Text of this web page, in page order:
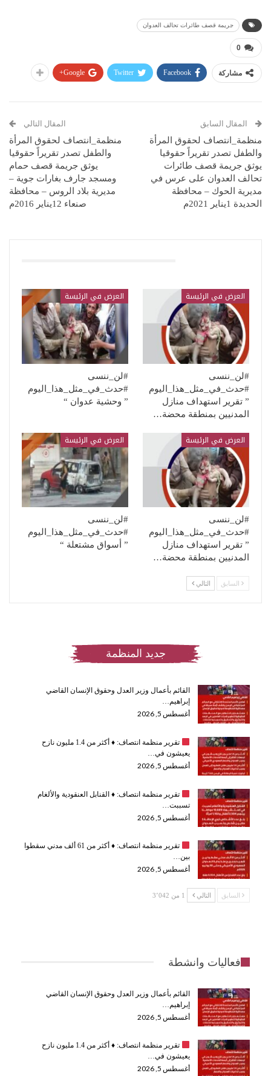
جريمة قصف طائرات تحالف العدوان
0
مشاركة Facebook
Twitter
Google+
المقال السابق
منظمة_انتصاف لحقوق المرأة
والطفل تصدر تقريراً حقوقيا
يوثق جريمة قصف طائرات
تحالف العدوان على عرس في
مديرية الحوك – محافظة
الحديدة 1يناير 2021م
المقال التالي
منظمة_انتصاف لحقوق المرأة
والطفل تصدر تقريراً حقوقيا
يوثق جريمة قصف حمام
ومسجد جارف بغارات جوية –
مديرية بلاد الروس – محافظة
صنعاء 12يناير 2016م
العرض في الرئيسة
#لن_ننسى
#حدث_في_مثل_هذا_اليوم
” تقرير استهداف منازل
المدنيين بمنطقة محضة…
العرض في الرئيسة
#لن_ننسى
#حدث_في_مثل_هذا_اليوم
” وحشية عدوان “
العرض في الرئيسة
#لن_ننسى
#حدث_في_مثل_هذا_اليوم
” تقرير استهداف منازل
المدنيين بمنطقة محضة…
العرض في الرئيسة
#لن_ننسى
#حدث_في_مثل_هذا_اليوم
” أسواق مشتعلة “
السابق التالي
جديد المنظمة
القائم بأعمال وزير العدل وحقوق الإنسان القاضي
إبراهيم…
أغسطس 5, 2026
تقرير منظمة انتصاف: ♦️
أكثر من 1.4 مليون نازح
يعيشون في…
أغسطس 5, 2026
تقرير منظمة انتصاف: ♦️القنابل العنقودية والألغام
تسببت…
أغسطس 5, 2026
تقرير منظمة انتصاف: ♦️
أكثر من 61 ألف مدني سقطوا
بين…
أغسطس 5, 2026
السابق التالي 1 من 3٬042
فعاليات وانشطة
القائم بأعمال وزير العدل وحقوق الإنسان القاضي
إبراهيم…
أغسطس 5, 2026
تقرير منظمة انتصاف: ♦️
أكثر من 1.4 مليون نازح
يعيشون في…
أغسطس 5, 2026